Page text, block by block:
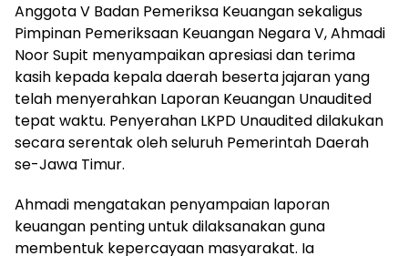
Anggota V Badan Pemeriksa Keuangan sekaligus
Pimpinan Pemeriksaan Keuangan Negara V, Ahmadi
Noor Supit menyampaikan apresiasi dan terima
kasih kepada kepala daerah beserta jajaran yang
telah menyerahkan Laporan Keuangan Unaudited
tepat waktu. Penyerahan LKPD Unaudited dilakukan
secara serentak oleh seluruh Pemerintah Daerah
se-Jawa Timur.
Ahmadi mengatakan penyampaian laporan
keuangan penting untuk dilaksanakan guna
membentuk kepercayaan masyarakat. Ia